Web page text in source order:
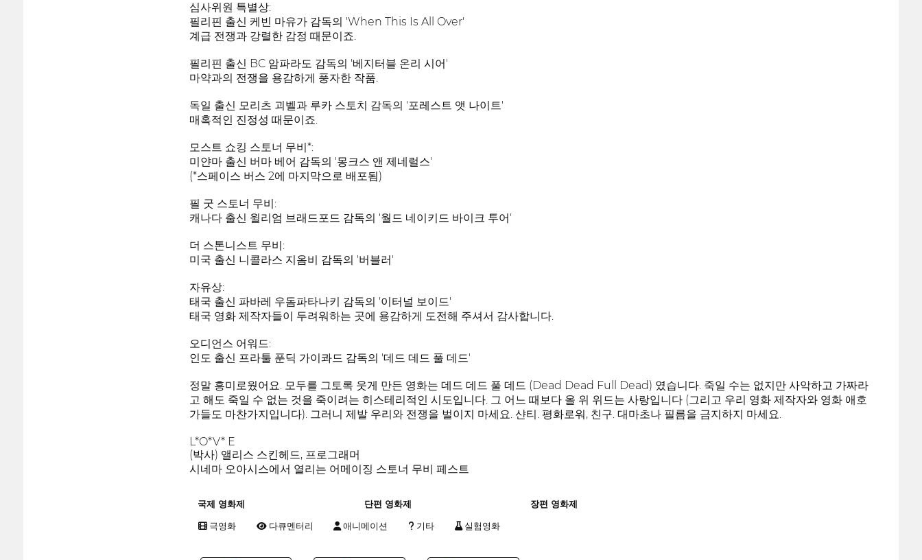
심사위원 특별상:
필리핀 출신 케빈 마유가 감독의 'When This Is All Over'
계급 전쟁과 강렬한 감정 때문이죠.
필리핀 출신 BC 암파라도 감독의 '베지터블 온리 시어'
마약과의 전쟁을 용감하게 풍자한 작품.
독일 출신 모리츠 괴벨과 루카 스토치 감독의 '포레스트 앳 나이트'
매혹적인 진정성 때문이죠.
모스트 쇼킹 스토너 무비*:
미얀마 출신 버마 베어 감독의 '몽크스 앤 제네럴스'
(*스페이스 버스 2에 마지막으로 배포됨)
필 굿 스토너 무비:
캐나다 출신 윌리엄 브래드포드 감독의 '월드 네이키드 바이크 투어'
더 스톤니스트 무비:
미국 출신 니콜라스 지옴비 감독의 '버블러'
자유상:
태국 출신 파바레 우돔파타나키 감독의 '이터널 보이드'
태국 영화 제작자들이 두려워하는 곳에 용감하게 도전해 주셔서 감사합니다.
오디언스 어워드:
인도 출신 프라툴 푼딕 가이콰드 감독의 '데드 데드 풀 데드'
정말 흥미로웠어요. 모두를 그토록 웃게 만든 영화는 데드 데드 풀 데드 (Dead Dead Full Dead) 였습니다. 죽일 수는 없지만 사악하고 가짜라
고 해도 죽일 수 없는 것을 죽이려는 히스테리적인 시도입니다. 그 어느 때보다 올 위 위드는 사랑입니다 (그리고 우리 영화 제작자와 영화 애호
가들도 마찬가지입니다). 그러니 제발 우리와 전쟁을 벌이지 마세요. 샨티. 평화로워, 친구. 대마초나 필름을 금지하지 마세요.
L*O*V* E
(박사) 앨리스 스킨헤드, 프로그래머
시네마 오아시스에서 열리는 어메이징 스토너 무비 페스트
국제 영화제 단편 영화제 장편 영화제
극영화 다큐멘터리 애니메이션 기타 실험영화